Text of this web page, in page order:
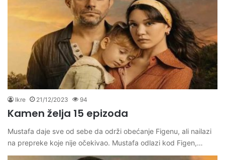
Ikre 21/12/2023 94
Kamen želja 15 epizoda
Mustafa daje sve od sebe da održi obećanje Figenu, ali nailazi
na prepreke koje nije očekivao. Mustafa odlazi kod Figen,…